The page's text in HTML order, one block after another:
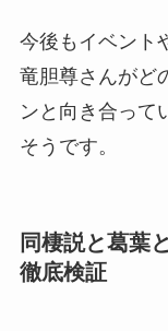
今後もイベント
竜胆尊さんがど
ンと向き合って
そうです。
同棲説と葛葉
徹底検証